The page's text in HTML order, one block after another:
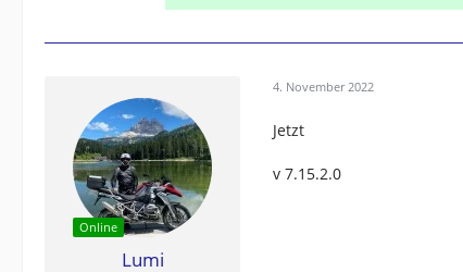
Online
Lumi
4. November 2022
Jetzt
v 7.15.2.0